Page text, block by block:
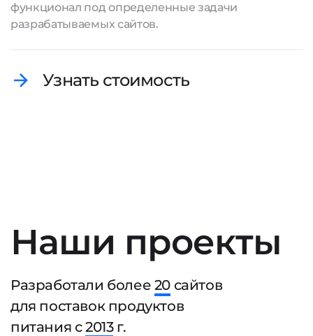
функционал под определенные задачи
разрабатываемых сайтов.
Узнать стоимость
Наши проекты
Разработали более 20 сайтов
для поставок продуктов
питания с2013г.